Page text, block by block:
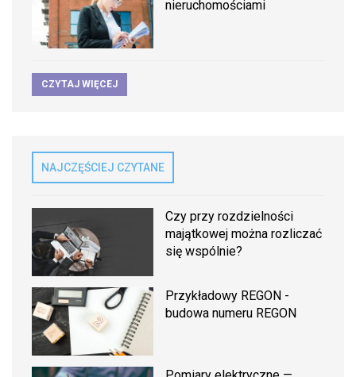
nieruchomościami
CZYTAJ WIĘCEJ
NAJCZĘŚCIEJ CZYTANE
Czy przy rozdzielności
majątkowej można rozliczać
się wspólnie?
Przykładowy REGON -
budowa numeru REGON